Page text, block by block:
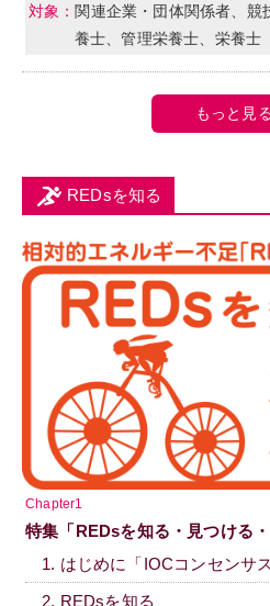
関連企業・団体関係者、競
養士、管理栄養士、栄養士
もっと見
REDsを知る
Chapter1
特集「REDsを知る・見つける
1. はじめに「IOCコンセンサ
2. REDsを知る